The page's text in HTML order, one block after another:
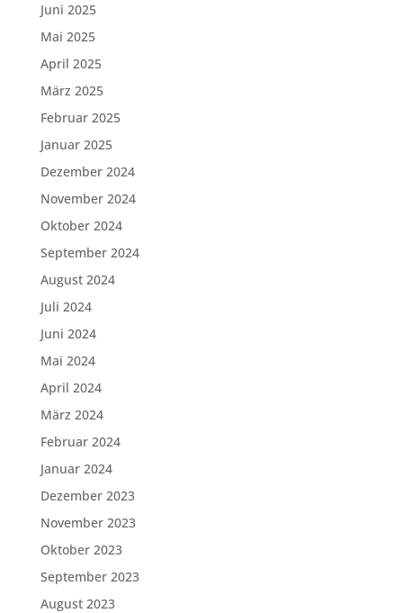
Juni 2025
Mai 2025
April 2025
März 2025
Februar 2025
Januar 2025
Dezember 2024
November 2024
Oktober 2024
September 2024
August 2024
Juli 2024
Juni 2024
Mai 2024
April 2024
März 2024
Februar 2024
Januar 2024
Dezember 2023
November 2023
Oktober 2023
September 2023
August 2023